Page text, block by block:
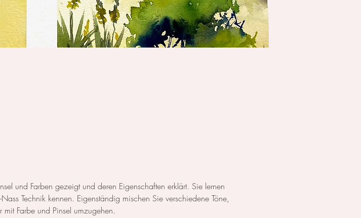
und Farben gezeigt und deren Eigenschaften erklärt. Sie lernen
Technik kennen. Eigenständig mischen Sie verschiedene Töne,
Farbe und Pinsel umzugehen.